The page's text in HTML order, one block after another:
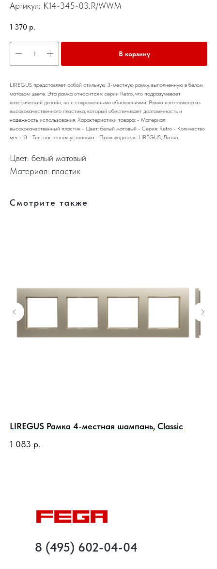
Артикул: K14-345-03.R/WWM
1 370 р.
В корзину
LIREGUS представляет собой стильную 3-местную рамку, выполненную в белом
матовом цвете. Эта рамка относится к серии Retro, что подразумевает
классический дизайн, но с современными обновлениями. Рамка изготовлена из
высококачественного пластика, который обеспечивает долговечность и
надежность использования. Характеристики товара: - Материал:
высококачественный пластик - Цвет: белый матовый - Серия: Retro - Количество
мест: 3 - Тип: настенная установка - Производитель: LIREGUS, Литва.
Цвет: белый матовый
Материал: пластик
Смотрите также
LIREGUS Рамка 4-местная шампань, Classic
1 083 р.
8 (495) 602-04-04